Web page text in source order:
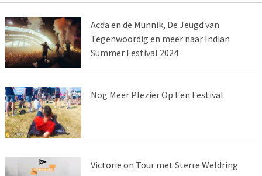
Acda en de Munnik, De Jeugd van
Tegenwoordig en meer naar Indian
Summer Festival 2024
Nog Meer Plezier Op Een Festival
Victorie on Tour met Sterre Weldring